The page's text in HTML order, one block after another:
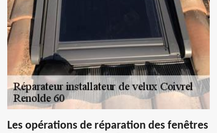
Les opérations de réparation des fenêtres